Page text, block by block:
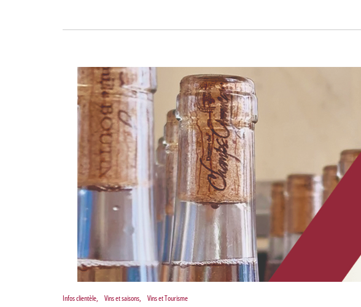
Infos clientèle, Vins et saisons, Vins et Tourisme